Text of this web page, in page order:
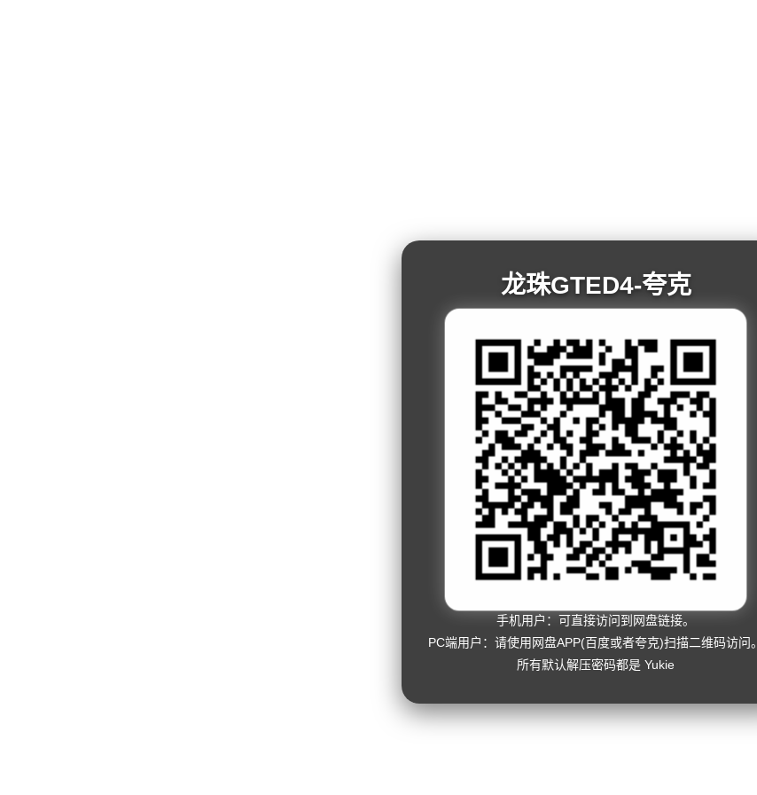
龙珠GTED4-夸克
手机用户：可直接访问到网盘链接。
PC端用户：请使用网盘APP(百度或者夸克)扫描二维码访问。
所有默认解压密码都是 Yukie